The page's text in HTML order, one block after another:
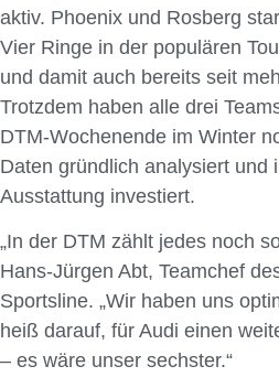
aktiv. Phoenix und Rosberg
Vier Ringe in der populären
und damit auch bereits seit
Trotzdem haben alle drei
DTM-Wochenende im Winter
Daten gründlich analysiert und
Ausstattung investiert.
„In der DTM zählt jedes noch
Hans-Jürgen Abt, Teamchef
Sportsline. „Wir haben uns
heiß darauf, für Audi einen
– es wäre unser sechster.“